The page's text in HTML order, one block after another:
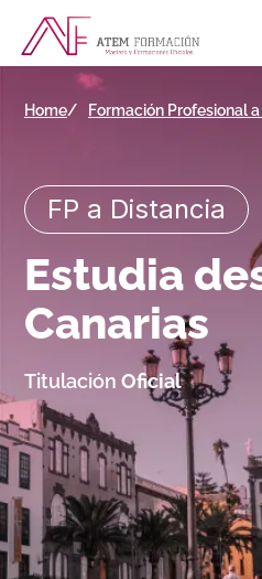
Home Formación Profesional
FP a Distancia
Estudia
Canarias
Titulación Oficial